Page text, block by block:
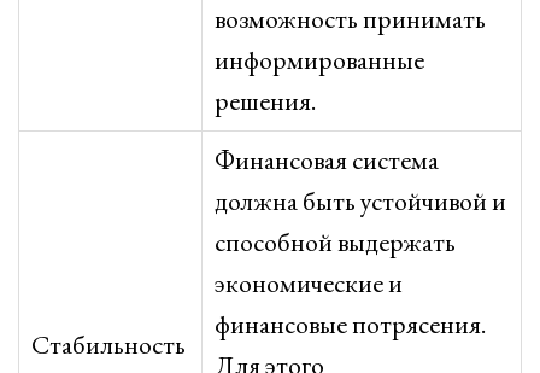
возможность принимать
информированные
решения.
Стабильность
Финансовая система
должна быть устойчивой и
способной выдержать
экономические и
финансовые потрясения.
Для этого